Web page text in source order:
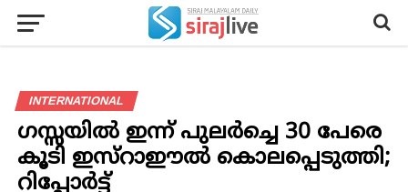
INTERNATIONAL
ഗസ്സയില്‍ ഇന്ന് പുലര്‍ച്ചെ 30 പേരെ
കൂടി ഇസ്‌റാഈല്‍ കൊലപ്പെടുത്തി;
റിപ്പോര്‍ട്ട്